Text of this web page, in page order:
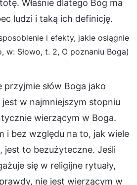
Właśnie dlatego Bóg ma
ludzi i taką ich definicję.
i efekty, jakie osiągnie
w: Słowo, t. 2, O poznaniu Boga)
słów Boga jako
w najmniejszym stopniu
wierzącym w Boga.
i bez względu na to, jak wiele
jest to bezużyteczne. Jeśli
się w religijne rytuały,
nie jest wierzącym w